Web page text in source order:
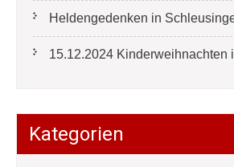
Heldengedenken in
15.12.2024 Kinderweihnachten
Kategorien